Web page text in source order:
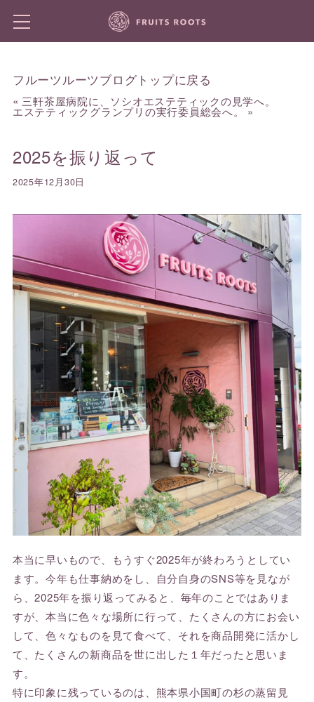
フルーツルーツブログトップに戻る
« 三軒茶屋病院に、ソシオエステティックの見学へ。
エステティックグランプリの実行委員総会へ。 »
2025を振り返って
2025年12月30日
本当に早いもので、もうすぐ2025年が終わろうとしてい
ます。今年も仕事納めをし、自分自身のSNS等を見なが
ら、2025年を振り返ってみると、毎年のことではありま
すが、本当に色々な場所に行って、たくさんの方にお会い
して、色々なものを見て食べて、それを商品開発に活かし
て、たくさんの新商品を世に出した１年だったと思いま
す。
特に印象に残っているのは、熊本県小国町の杉の蒸留見